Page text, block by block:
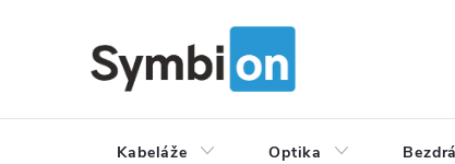
Kabeláže Optika